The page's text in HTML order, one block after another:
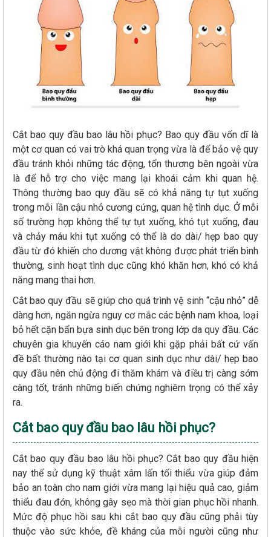
Cắt bao quy đầu bao lâu hồi phục? Bao quy đầu vốn dĩ là
một cơ quan có vai trò khá quan trọng vừa là để bảo vệ quy
đầu tránh khỏi những tác động, tổn thương bên ngoài vừa
là để hỗ trợ cho việc mang lại khoái cảm khi quan hệ.
Thông thường bao quy đầu sẽ có khả năng tự tụt xuống
trong mỗi lần cậu nhỏ cương cứng, quan hệ tình dục. Ở mỗi
số trường hợp không thể tự tụt xuống, khó tụt xuống, đau
và chảy máu khi tụt xuống có thể là do dài/ hẹp bao quy
đầu từ đó khiến cho dương vật không được phát triển bình
thường, sinh hoạt tình dục cũng khó khăn hơn, khó có khả
năng mang thai hơn.
Cắt bao quy đầu sẽ giúp cho quá trình vệ sinh “cậu nhỏ” dễ
dàng hơn, ngăn ngừa nguy cơ mắc các bệnh nam khoa, loại
bỏ hết cặn bẩn bựa sinh dục bên trong lớp da quy đầu. Các
chuyên gia khuyến cáo nam giới khi gặp phải bất cứ vấn
đề bất thường nào tại cơ quan sinh dục như dài/ hẹp bao
quy đầu nên chủ động đi thăm khám và điều trị càng sớm
càng tốt, tránh những biến chứng nghiêm trọng có thể xảy
ra.
Cắt bao quy đầu bao lâu hồi phục?
Cắt bao quy đầu bao lâu hồi phục? Cắt bao quy đầu hiện
nay thể sử dụng kỹ thuật xâm lấn tối thiểu vừa giúp đảm
bảo an toàn cho nam giới vừa mang lại hiệu quả cao, giảm
thiểu đau đớn, không gây sẹo mà thời gian phục hồi nhanh.
Mức độ phục hồi sau khi cắt bao quy đầu cũng phải tùy
thuộc vào sức khỏe, đề kháng của mỗi người cũng như